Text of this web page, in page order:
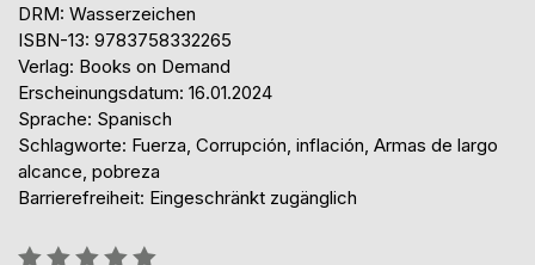
DRM: Wasserzeichen
ISBN-13: 9783758332265
Verlag: Books on Demand
Erscheinungsdatum: 16.01.2024
Sprache: Spanisch
Schlagworte: Fuerza, Corrupción, inflación, Armas de largo
alcance, pobreza
Barrierefreiheit: Eingeschränkt zugänglich
Bewertung::